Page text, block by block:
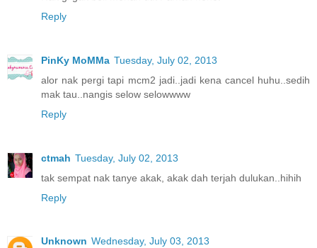
Reply
PinKy MoMMa Tuesday, July 02, 2013
alor nak pergi tapi mcm2 jadi..jadi kena cancel huhu..sedih
mak tau..nangis selow selowwww
Reply
ctmah Tuesday, July 02, 2013
tak sempat nak tanye akak, akak dah terjah dulukan..hihih
Reply
Unknown Wednesday, July 03, 2013